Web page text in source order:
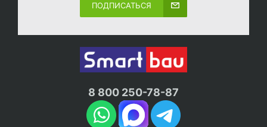
ПОДПИСАТЬСЯ
8 800 250-78-87